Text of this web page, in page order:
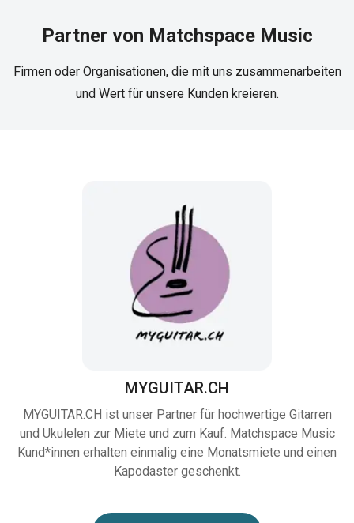
Partner von Matchspace Music
Firmen oder Organisationen, die mit uns zusammenarbeiten
und Wert für unsere Kunden kreieren.
MYGUITAR.CH
MYGUITAR.CH ist unser Partner für hochwertige Gitarren
und Ukulelen zur Miete und zum Kauf. Matchspace Music
Kund*innen erhalten einmalig eine Monatsmiete und einen
Kapodaster geschenkt.